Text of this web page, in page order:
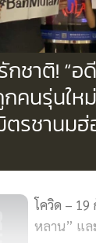
กชาติ! “
คนรุ่นให
รชานม
โควิด – 19
หลาน” แล